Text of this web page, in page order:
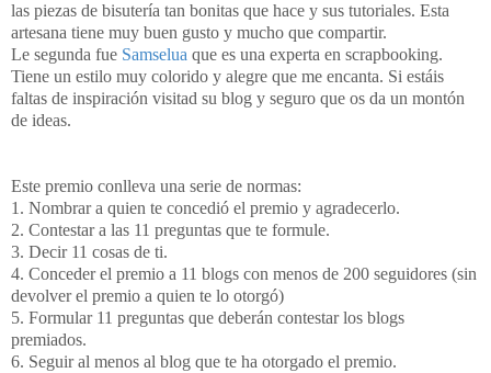
las piezas de bisutería tan bonitas que hace y sus tutoriales. Esta
artesana tiene muy buen gusto y mucho que compartir.
Le segunda fue Samselua que es una experta en scrapbooking.
Tiene un estilo muy colorido y alegre que me encanta. Si estáis
faltas de inspiración visitad su blog y seguro que os da un montón
de ideas.
Este premio conlleva una serie de normas:
1. Nombrar a quien te concedió el premio y agradecerlo.
2. Contestar a las 11 preguntas que te formule.
3. Decir 11 cosas de ti.
4. Conceder el premio a 11 blogs con menos de 200 seguidores (sin
devolver el premio a quien te lo otorgó)
5. Formular 11 preguntas que deberán contestar los blogs
premiados.
6. Seguir al menos al blog que te ha otorgado el premio.